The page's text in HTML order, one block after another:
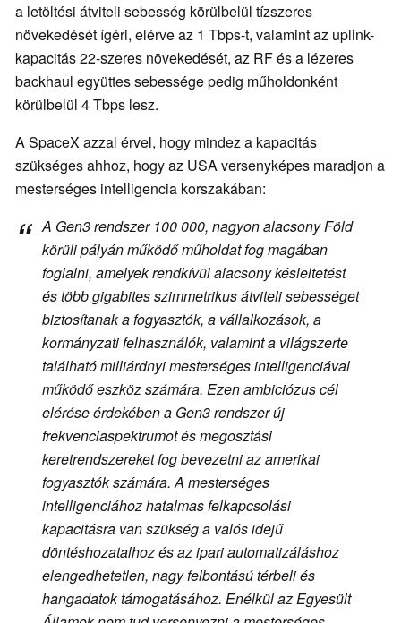
a letöltési átviteli sebesség körülbelül tízszeres
növekedését ígéri, elérve az 1 Tbps-t, valamint az uplink-
kapacitás 22-szeres növekedését, az RF és a lézeres
backhaul együttes sebessége pedig műholdonként
körülbelül 4 Tbps lesz.
A SpaceX azzal érvel, hogy mindez a kapacitás
szükséges ahhoz, hogy az USA versenyképes maradjon a
mesterséges intelligencia korszakában:
A Gen3 rendszer 100 000, nagyon alacsony Föld
körüli pályán működő műholdat fog magában
foglalni, amelyek rendkívül alacsony késleltetést
és több gigabites szimmetrikus átviteli sebességet
biztosítanak a fogyasztók, a vállalkozások, a
kormányzati felhasználók, valamint a világszerte
található milliárdnyi mesterséges intelligenciával
működő eszköz számára. Ezen ambiciózus cél
elérése érdekében a Gen3 rendszer új
frekvenciaspektrumot és megosztási
keretrendszereket fog bevezetni az amerikai
fogyasztók számára. A mesterséges
intelligenciához hatalmas felkapcsolási
kapacitásra van szükség a valós idejű
döntéshozatalhoz és az ipari automatizáláshoz
elengedhetetlen, nagy felbontású térbeli és
hangadatok támogatásához. Enélkül az Egyesült